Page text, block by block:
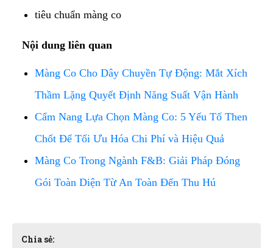
tiêu chuẩn màng co
Nội dung liên quan
Màng Co Cho Dây Chuyền Tự Động: Mắt Xích
Thầm Lặng Quyết Định Năng Suất Vận Hành
Cẩm Nang Lựa Chọn Màng Co: 5 Yếu Tố Then
Chốt Để Tối Ưu Hóa Chi Phí và Hiệu Quả
Màng Co Trong Ngành F&B: Giải Pháp Đóng
Gói Toàn Diện Từ An Toàn Đến Thu Hú
Chia sẻ: